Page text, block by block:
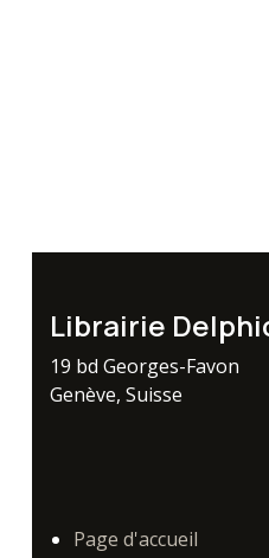
Librairie
19 bd Georges-Favon
Genève, Suisse
Page d'accueil